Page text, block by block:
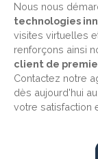
Nous nous
technologies
visites virtuelles
renforçons ainsi
client de
Contactez notre
dès aujourd'hui au
votre satisfaction